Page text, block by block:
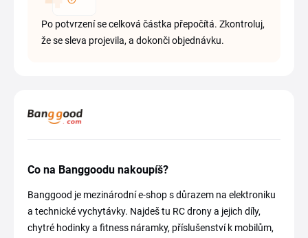
Po potvrzení se celková částka přepočítá. Zkontroluj,
že se sleva projevila, a dokonči objednávku.
Co na Banggoodu nakoupíš?
Banggood je mezinárodní e-shop s důrazem na elektroniku
a technické vychytávky. Najdeš tu RC drony a jejich díly,
chytré hodinky a fitness náramky, příslušenství k mobilům,